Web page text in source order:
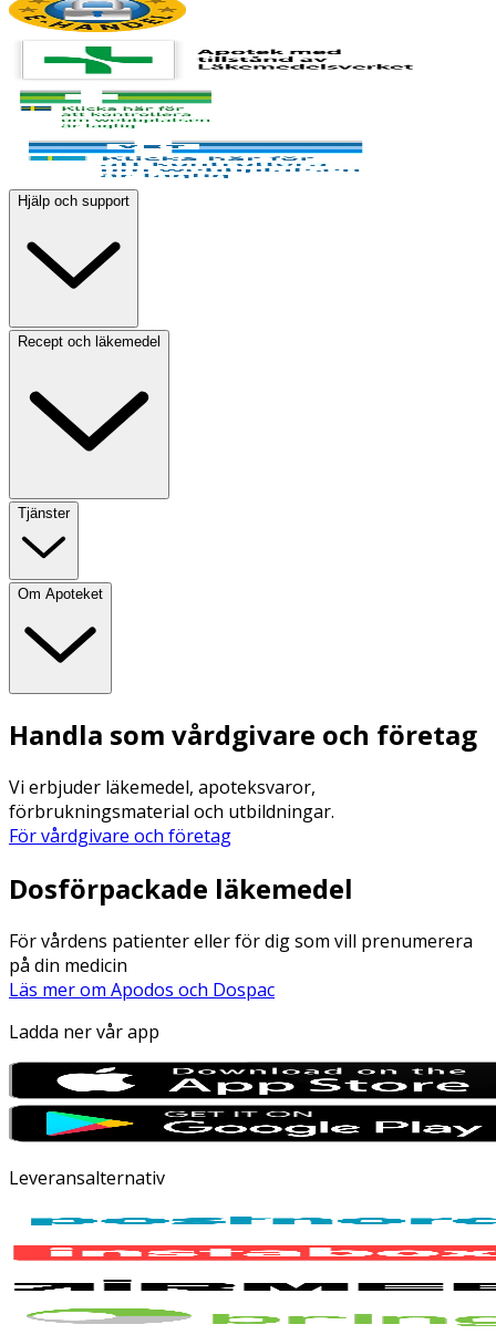
Hjälp och support
Recept och läkemedel
Tjänster
Om Apoteket
Handla som vårdgivare och företag
Vi erbjuder läkemedel, apoteksvaror,
förbrukningsmaterial och utbildningar.
För vårdgivare och företag
Dosförpackade läkemedel
För vårdens patienter eller för dig som vill prenumerera
på din medicin
Läs mer om Apodos och Dospac
Ladda ner vår app
Leveransalternativ